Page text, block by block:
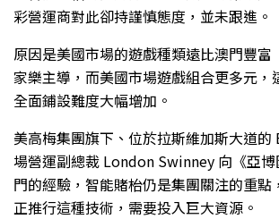
彩營運商對此卻持謹慎態度，並未跟進。
原因是美國市場的遊戲種類遠比澳門豐富
家樂主導，而美國市場遊戲組合更多元，
全面鋪設難度大幅增加。
美高梅集團旗下、位於拉斯維加斯大道
場營運副總裁 London Swinney 向《亞
門的經驗，智能賭枱仍是集團關注的重點
正推行這種技術，需要投入巨大資源。